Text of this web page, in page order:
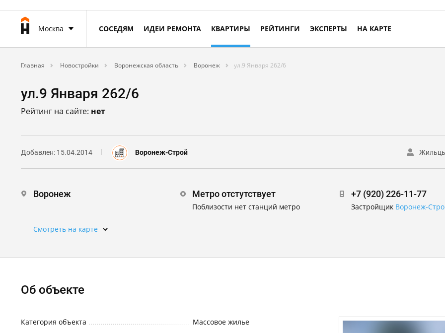
Москва СОСЕДЯМ ИДЕИ РЕМОНТА КВАРТИРЫ РЕЙТИНГИ ЭКСПЕРТЫ НА КАРТЕ
Главная Новостройки Воронежская область Воронеж ул.9 Января 262/6
ул.9 Января 262/6
Рейтинг на сайте: нет
Добавлен: 15.04.2014 Воронеж-Строй
+7 (920) 226-11-77
Застройщик Воронеж-
Воронеж Метро отстутствует
Поблизости нет станций метро
Смотреть на карте
Об объекте
Категория объекта
Массовое жилье